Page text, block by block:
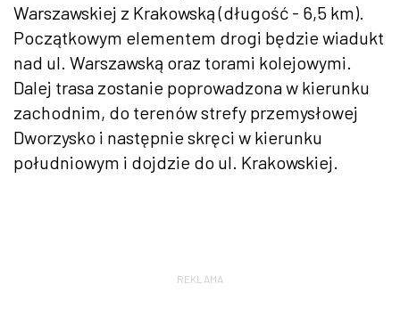
Warszawskiej z Krakowską (długość - 6,5 km).
Początkowym elementem drogi będzie wiadukt
nad ul. Warszawską oraz torami kolejowymi.
Dalej trasa zostanie poprowadzona w kierunku
zachodnim, do terenów strefy przemysłowej
Dworzysko i następnie skręci w kierunku
południowym i dojdzie do ul. Krakowskiej.
REKLAMA